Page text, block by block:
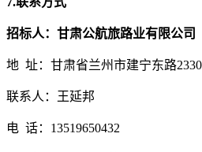
招标人： 甘肃公航旅路业有限公司
地 址： 甘肃省兰州市建宁东路
联系人：王延邦
电 话： 13519650432